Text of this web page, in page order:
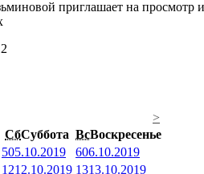
приглашает на
>
СбСуббота ВсВоскресенье
505.10.2019 606.10.2019
1212.10.2019 1313.10.2019